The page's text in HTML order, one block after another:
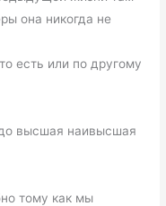
она никогда не
есть или по другому
высшая наивысшая
тому как мы